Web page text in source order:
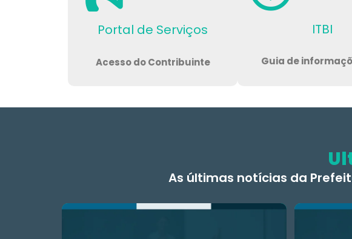
Portal de Serviços
Acesso do Contribuinte
ITBI
Guia de
As últimas notícias da